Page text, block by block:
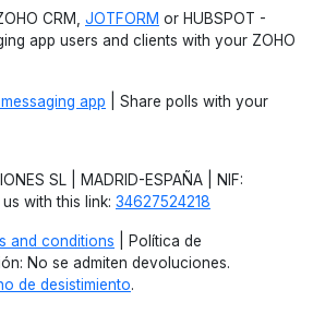
CRM, JOTFORM or HUBSPOT -
app users and clients with your ZOHO
app | Share polls with your
SL | MADRID-ESPAÑA | NIF:
with this link: 34627524218
and conditions | Política de
No se admiten devoluciones.
de desistimiento.